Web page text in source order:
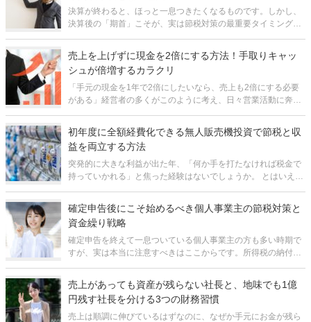
決算が終わると、ほっと一息つきたくなるものです。しかし、
決算後の「期首」こそが、実は節税対策の最重要タイミングで
前の駆け込み対策だけでは
売上を上げずに現金を2倍にする方法！手取りキャッ
シュが倍増するカラクリ
「手元の現金を1年で2倍にしたいなら、売上も2倍にする必要
がある」経営者の多くがこのように考え、日々営業活動に奔走
規模の拡大を最優先するあ
初年度に全額経費化できる無人販売機投資で節税と収
益を両立する方法
突発的に大きな利益が出た年、「何か手を打たなければ税金で
持っていかれる」と焦った経験はないでしょうか。 とはいえ本
用でき、なおかつ初年度に
確定申告後にこそ始めるべき個人事業主の節税対策と
資金繰り戦略
確定申告を終えて一息ついている個人事業主の方も多い時期で
すが、実は本当に注意すべきはここからです。所得税の納付が
が一気に苦しくなるケースが少なく
売上があっても資産が残らない社長と、地味でも1億
円残す社長を分ける3つの財務習慣
売上は順調に伸びているはずなのに、なぜか手元にお金が残ら